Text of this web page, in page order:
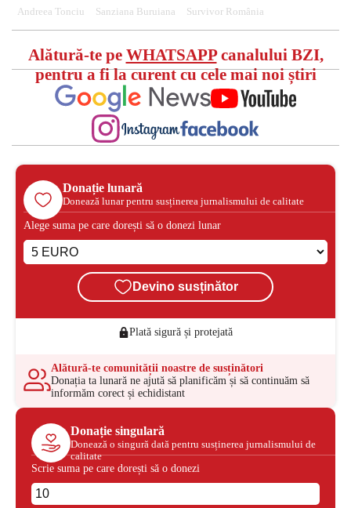
Andreea Tonciu Sanziana Buruiana Survivor România
Alătură-te pe WHATSAPPcanalului BZI,
pentru a fi la curent cu cele mai noi știri
Donație lunară
Donează lunar pentru susținerea jurnalismului de calitate
Alege suma pe care dorești să o donezi lunar
Devino susținător
Plată sigură și protejată
Alătură-te comunității noastre de susținători
Donația ta lunară ne ajută să planificăm și să continuăm să
informăm corect și echidistant
Donație singulară
Donează o singură dată pentru susținerea jurnalismului de
calitate
Scrie suma pe care dorești să o donezi